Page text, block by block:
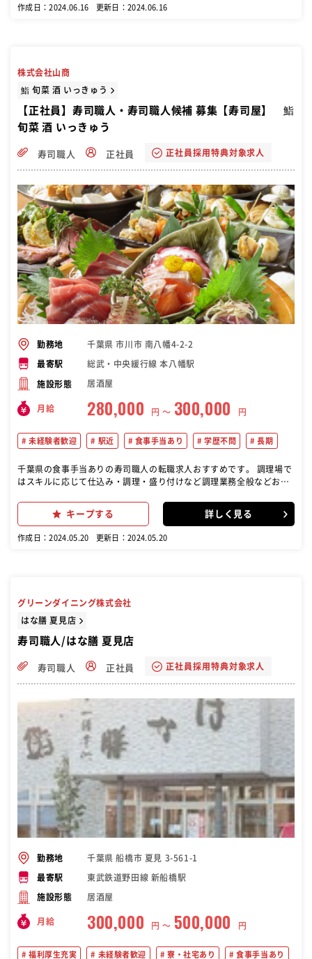
理 など 他にも新店舗の中心として各種管理業務を任せていきます！
作成日：2024.06.16 更新日：2024.06.16
株式会社山商
鮨 旬菜 酒 いっきゅう
【正社員】寿司職人・寿司職人候補 募集【寿司屋】 鮨
旬菜 酒 いっきゅう
寿司職人 正社員 正社員採用特典対象求人
勤務地 千葉県 市川市 南八幡4-2-2
最寄駅 総武・中央緩行線 本八幡駅
施設形態 居酒屋
月給 280,000 円 〜 300,000 円
未経験者歓迎 駅近 食事手当あり 学歴不問 長期
千葉県の食事手当ありの寿司職人の転職求人おすすめです。 調理場で
はスキルに応じて仕込み・調理・盛り付けなど調理業務全般などお任
と指導します。 経験した料理のジャンルにこだわらずにチャレンジし
たい方も歓迎いたします。
キープする 詳しく見る
作成日：2024.05.20 更新日：2024.05.20
グリーンダイニング株式会社
はな膳 夏見店
寿司職人/はな膳 夏見店
寿司職人 正社員 正社員採用特典対象求人
勤務地 千葉県 船橋市 夏見 3-561-1
最寄駅 東武鉄道野田線 新船橋駅
施設形態 居酒屋
月給 300,000 円 〜 500,000 円
福利厚生充実 未経験者歓迎 寮・社宅あり 食事手当あり